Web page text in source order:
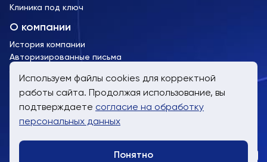
Клиника под ключ
О компании
История компании
Авторизированные письма
пн-пт, 9:00 до 19:00
8 (800) 707-61-24
info@trimm.ru
Используем файлы cookies для корректной
работы сайта. Продолжая использование, вы
подтверждаете согласие на обработку
персональных данных
Понятно